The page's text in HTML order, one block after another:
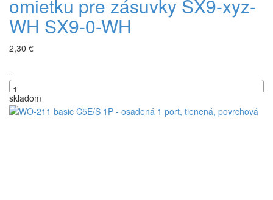
omietku pre zásuvky SX9-xyz-
WH SX9-0-WH
2,30 €
-
+
skladom